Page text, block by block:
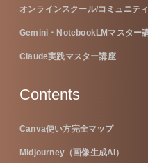
オンラインスクール/コミュニテ
Gemini・NotebookLMマスター
Claude実践マスター講座
Contents
Canva使い方完全マップ
Midjourney（画像生成AI）